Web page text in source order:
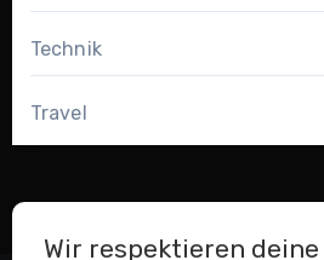
Technik
Travel
Wir respektieren